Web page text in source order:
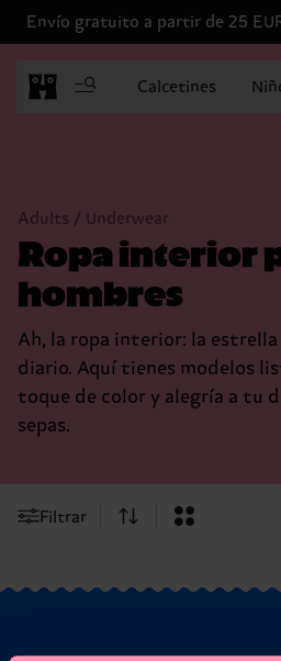
Envío gratuito a partir de 25
Calcetines
Adults / Underwear
Ropa interior
hombres
Ah, la ropa interior: la
diario. Aquí tienes modelos
toque de color y alegría a tu
sepas.
Filtrar